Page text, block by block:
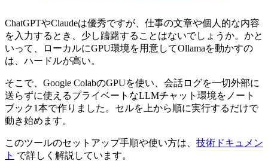
ChatGPTやClaudeは優秀ですが、仕事の文章や個人的な内容
を入力するとき、少し躊躇することはないでしょうか。かと
いって、ローカルにGPU環境を用意してOllamaを動かすの
は、ハードルが高い。
そこで、Google ColabのGPUを使い、会話ログを一切外部に
送らずに使えるプライベートなLLMチャット環境をノート
ブック1本で作りました。セルを上から順に実行するだけで
動き始めます。
このツールのセットアップ手順や使い方は、 技術ドキュメン
ト で詳しく解説しています。